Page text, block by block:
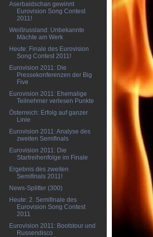
Aserbaidschan gewinnt
Eurovision Song Contest
2011!
Weißrussland: Unbekannte
Mächte am Werk
Heute: Finale des Eurovision
Song Contest 2011!
Eurovision 2011: Die
Pressekonferenzen der Big
Five
Eurovision 2011: Ehemalige
Teilnehmer verlesen Punkte
Österreich: Erfolg auf ganzer
Linie
Eurovision 2011: Analyse des
zweiten Semifinals
Eurovision 2011: Die
Startreihenfolge im Finale
Ergebnis des zweiten
Semifinals 2011!
News-Splitter (300)
Heute: 2. Semifinale des
Eurovision Song Contest
2011
Eurovision 2011: Bootstour und
Russendisco